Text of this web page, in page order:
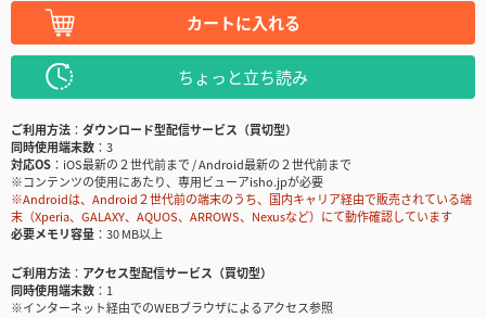
カートに入れる
ちょっと立ち読み
ご利用方法
ダウンロード型配信サービス（買切型）
同時使用端末数
3
対応OS
iOS最新の２世代前まで / Android最新の２世代前まで
※コンテンツの使用にあたり、専用ビューアisho.jpが必要
※Androidは、Android２世代前の端末のうち、国内キャリア経由で販売されている端
末（Xperia、GALAXY、AQUOS、ARROWS、Nexusなど）にて動作確認しています
必要メモリ容量
30 MB以上
ご利用方法
アクセス型配信サービス（買切型）
同時使用端末数
1
※インターネット経由でのWEBブラウザによるアクセス参照